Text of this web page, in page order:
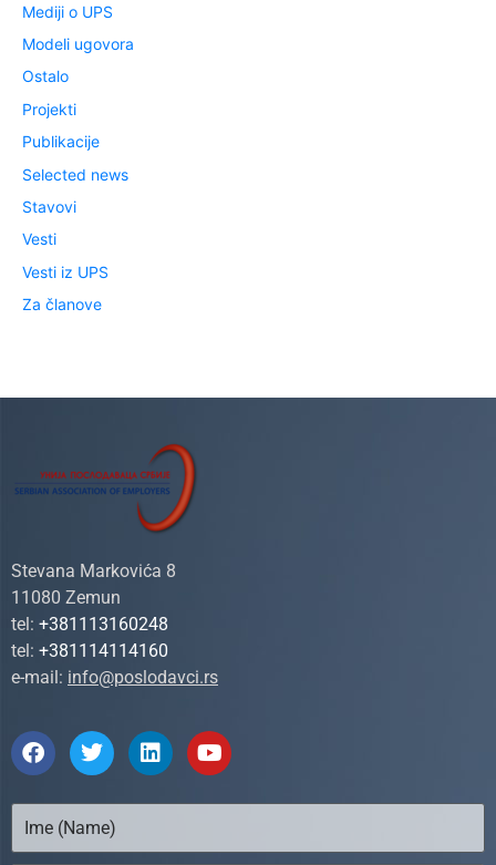
Mediji o UPS
Modeli ugovora
Ostalo
Projekti
Publikacije
Selected news
Stavovi
Vesti
Vesti iz UPS
Za članove
Stevana Markovića 8
11080 Zemun
tel: +381113160248
tel: +381114114160
e-mail: info@poslodavci.rs